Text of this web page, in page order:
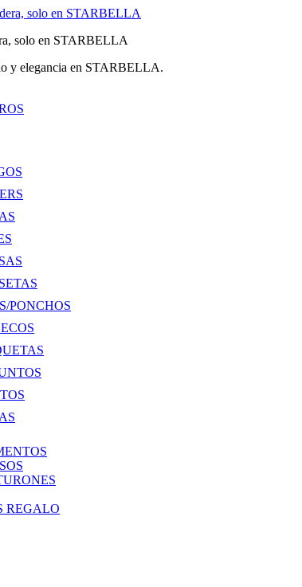
solo en STARBELLA
y elegancia en STARBELLA.
PONCHOS
REGALO